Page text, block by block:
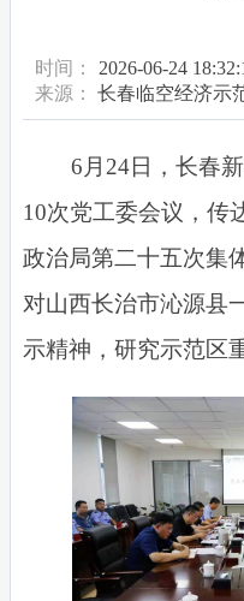
时间：
2026-06-24
来源：
长春临空经济示
6月24日，长春新
10次党工委会议，传
政治局第二十五次集
对山西长治市沁源县
示精神，研究示范区